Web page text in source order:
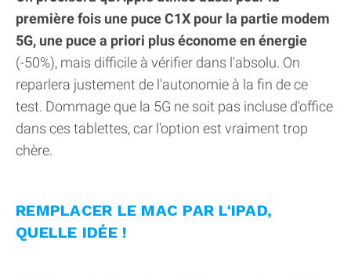
première fois une puce C1X pour la partie modem
5G, une puce a priori plus économe en énergie
(-50%), mais difficile à vérifier dans l'absolu. On
reparlera justement de l'autonomie à la fin de ce
test. Dommage que la 5G ne soit pas incluse d'office
dans ces tablettes, car l'option est vraiment trop
chère.
REMPLACER LE MAC PAR L'IPAD,
QUELLE IDÉE !